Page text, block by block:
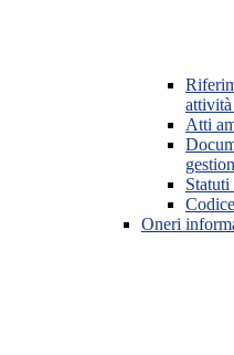
attività
Atti
Oneri